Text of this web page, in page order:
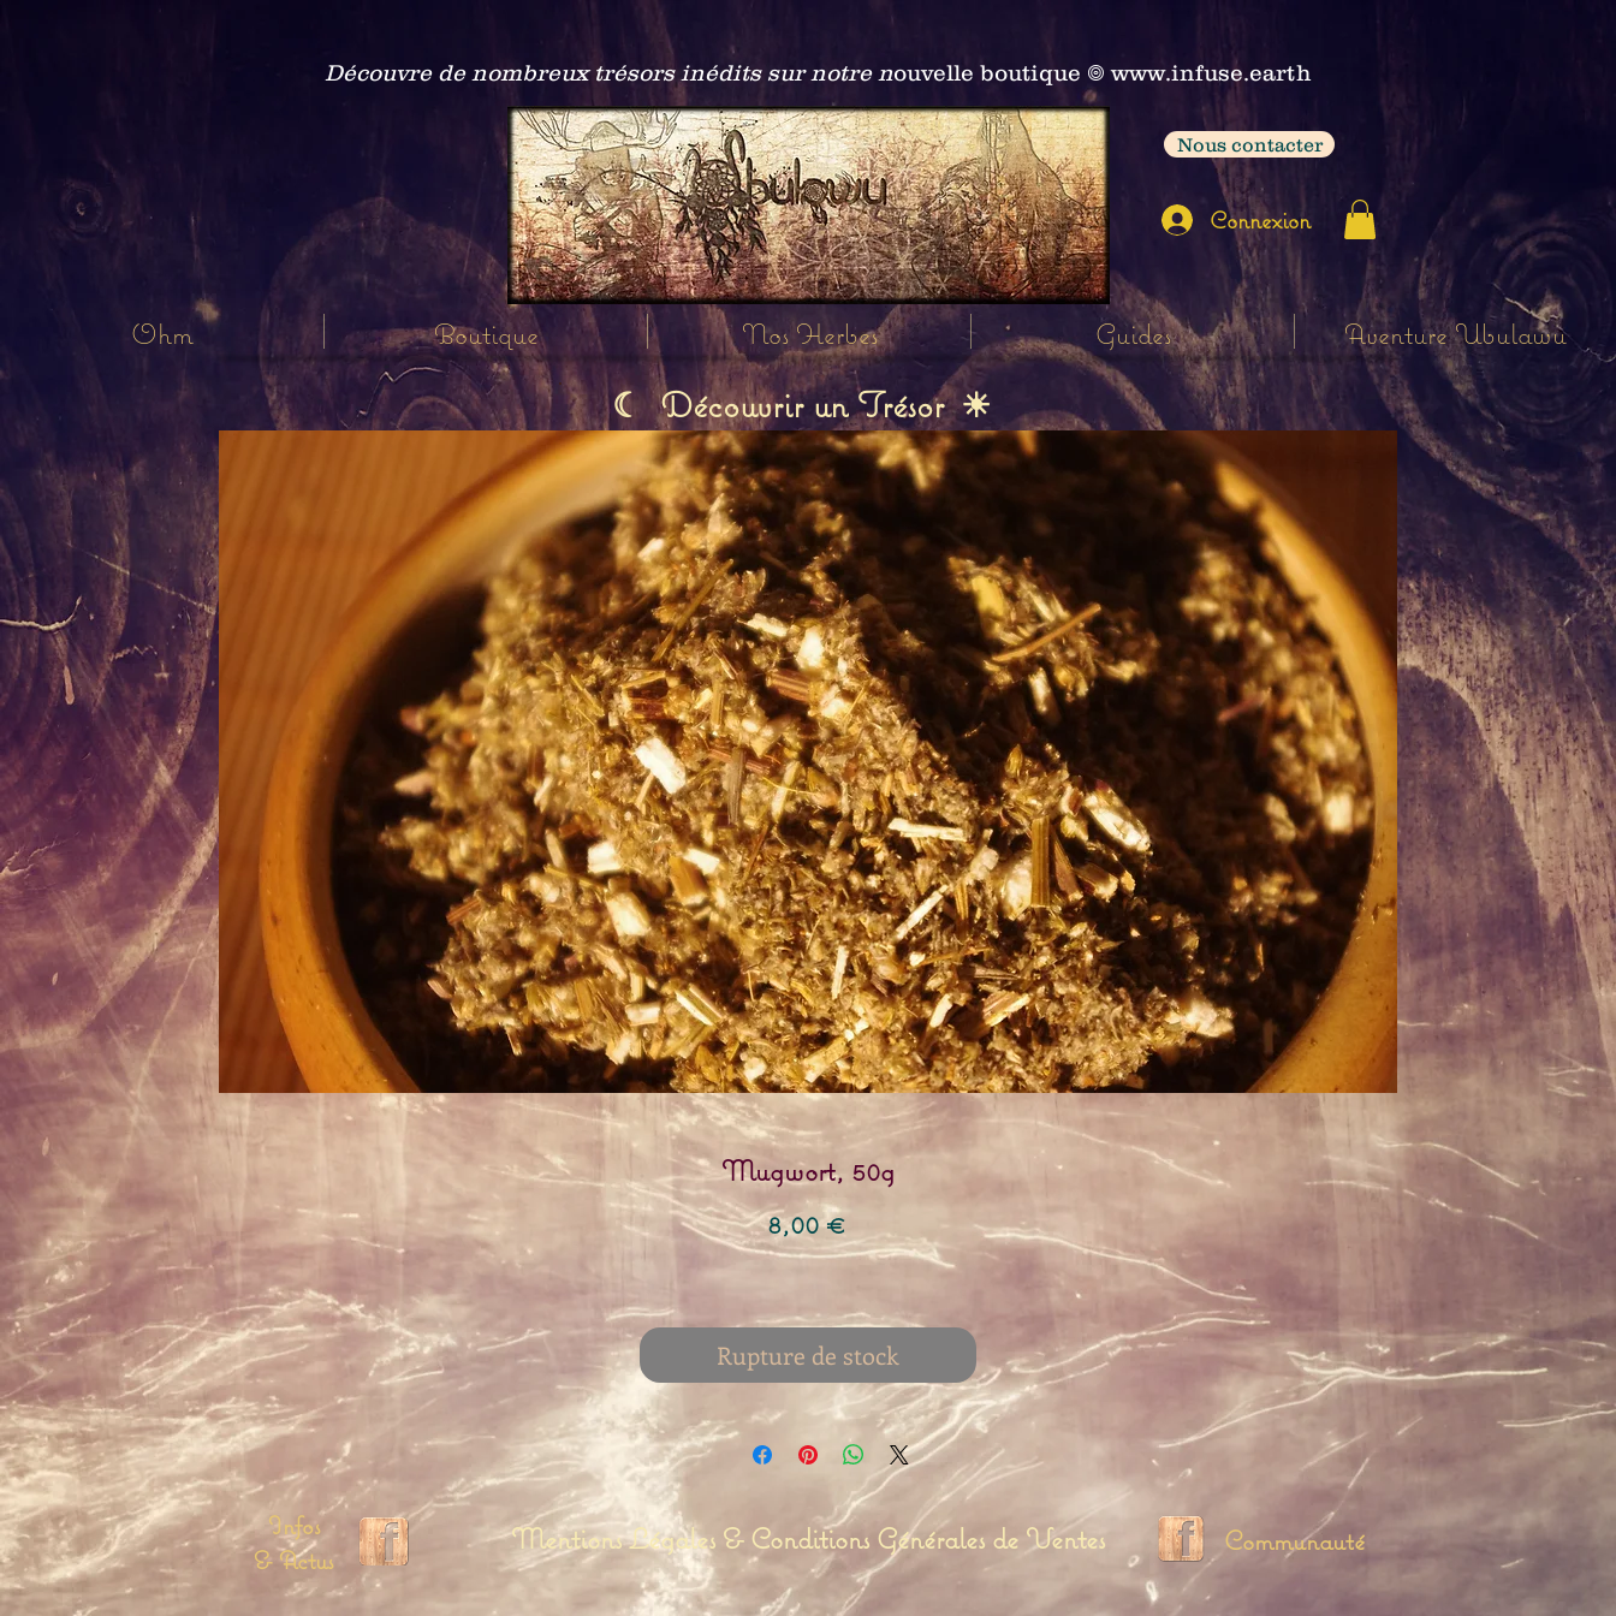
Découvre de nombreux trésors inédits sur notre nouvelle boutique 𖣠 www.infuse.earth
Nous contacter
Connexion
Ohm Boutique Nos Herbes Guides Aventure Ubulawu
☾ Découvrir un Trésor ☀
Mugwort, 50g
8,00 €Prix
Rupture de stock
Infos
& Actus
Mentions Légales & Conditions Générales de Ventes Communauté